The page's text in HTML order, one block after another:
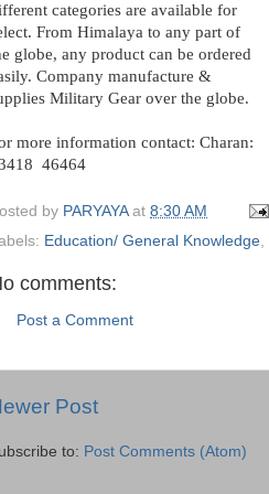
categories are available for
From Himalaya to any part of
globe, any product can be ordered
Company manufacture &
Military Gear over the globe.
more information contact: Charan:
46464
by PARYAYA at 8:30 AM
Education/ General Knowledge,
comments:
Post a Comment
Post
to: Post Comments (Atom)